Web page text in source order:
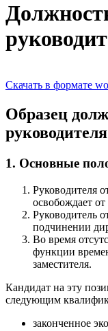
Скачать в формате
Образец
1. Основные
Руководителя
освобождает
Руководитель
подчинении
Во время
функции
заместителя.
Кандидат на эту
следующим
законченное